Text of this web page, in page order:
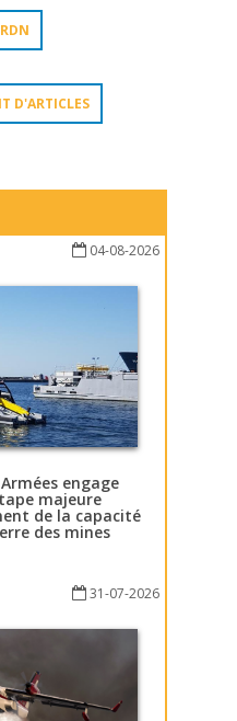
D'ARTICLES
04-08-2026
engage
majeure
de la capacité
des mines
31-07-2026